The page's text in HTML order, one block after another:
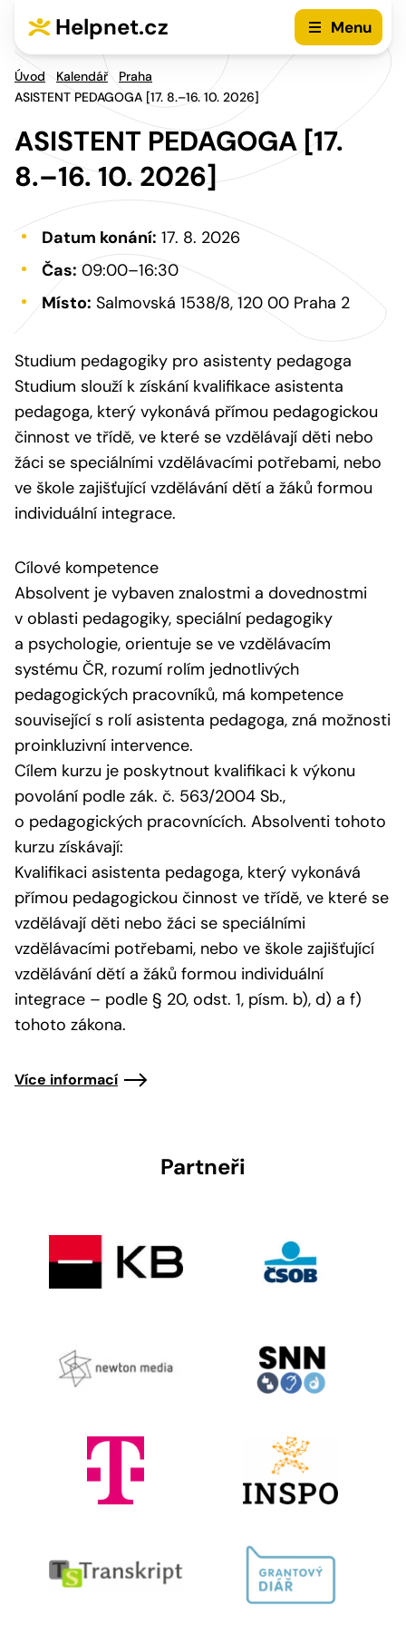
Helpnet.cz Menu
Úvod Kalendář
Praha
ASISTENT PEDAGOGA [17. 8.–16. 10. 2026]
ASISTENT PEDAGOGA [17.
8.–16. 10. 2026]
Datum konání: 17. 8. 2026
Čas:09:00–16:30
Místo: Salmovská 1538/8, 120 00 Praha 2
Studium pedagogiky pro asistenty pedagoga
Studium slouží k získání kvalifikace asistenta
pedagoga, který vykonává přímou pedagogickou
činnost ve třídě, ve které se vzdělávají děti nebo
žáci se speciálními vzdělávacími potřebami, nebo
ve škole zajišťující vzdělávání dětí a žáků formou
individuální integrace.
Cílové kompetence
Absolvent je vybaven znalostmi a dovednostmi
v oblasti pedagogiky, speciální pedagogiky
a psychologie, orientuje se ve vzdělávacím
systému ČR, rozumí rolím jednotlivých
pedagogických pracovníků, má kompetence
související s rolí asistenta pedagoga, zná možnosti
proinkluzivní intervence.
Cílem kurzu je poskytnout kvalifikaci k výkonu
povolání podle zák. č. 563/2004 Sb.,
o pedagogických pracovnících. Absolventi tohoto
kurzu získávají:
Kvalifikaci asistenta pedagoga, který vykonává
přímou pedagogickou činnost ve třídě, ve které se
vzdělávají děti nebo žáci se speciálními
vzdělávacími potřebami, nebo ve škole zajišťující
vzdělávání dětí a žáků formou individuální
integrace – podle § 20, odst. 1, písm. b), d) a f)
tohoto zákona.
Více informací
Partneři